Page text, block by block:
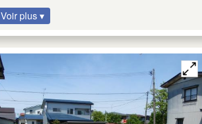
Voir plus ▾